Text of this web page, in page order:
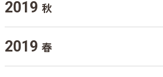
2019 秋
2019 春